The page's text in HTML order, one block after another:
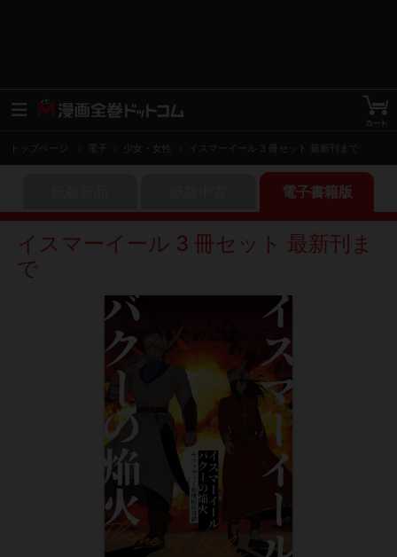
トップページ 少女・女性 イスマーイール 3 冊セット 最新刊まで
電子書籍版
イスマーイール 3 冊セット 最新刊ま
で